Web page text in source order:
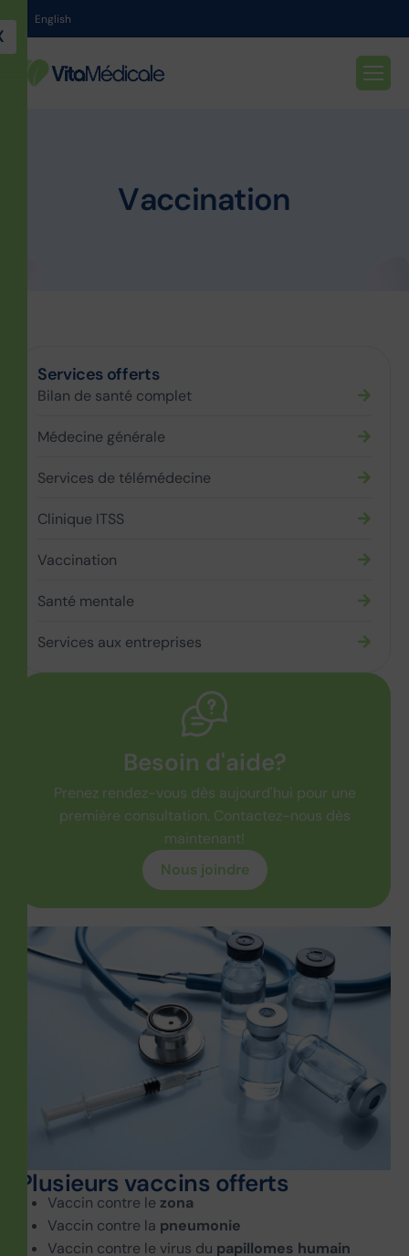
English
Vaccination
Services offerts
Bilan de santé complet
Médecine générale
Services de télémédecine
Clinique ITSS
Vaccination
Santé mentale
Services aux entreprises
Besoin d'aide?
Prenez rendez-vous dès aujourd'hui pour une
première consultation. Contactez-nous dès
maintenant!
Nous joindre
Plusieurs vaccins offerts
Vaccin contre le zona
Vaccin contre la pneumonie
Vaccin contre le virus du papillomes humain